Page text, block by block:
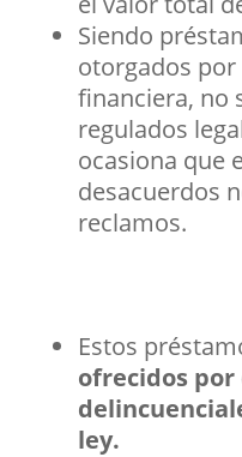
Siendo
otorgados
financiera, no
regulados
ocasiona que
desacuerdos
reclamos.
Estos
ofrecidos
ley.